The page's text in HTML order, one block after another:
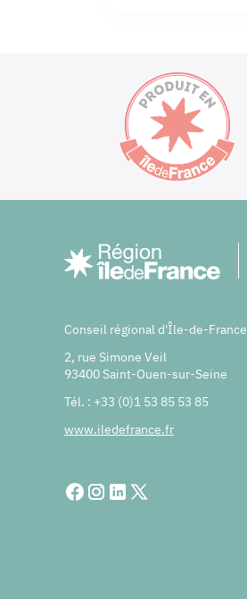
Conseil régional d'Île-de-France
2, rue Simone Veil
93400 Saint-Ouen-sur-Seine
Tél. : +33 (0)1 53 85 53 85
www.iledefrance.fr